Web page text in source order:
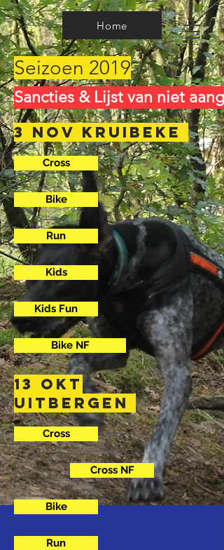
Home
Seizoen 2019
Sancties & Lijst van niet
3 nov Kruibeke
Cross
Bike
Run
Kids
Kids Fun
Bike NF
13 Okt
Uitbergen
Cross
Cross NF
Bike
Run